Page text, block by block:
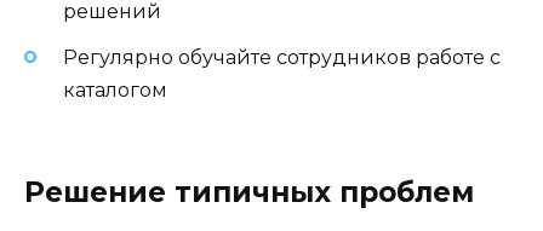
решений
Регулярно обучайте сотрудников работе с
каталогом
Решение типичных проблем